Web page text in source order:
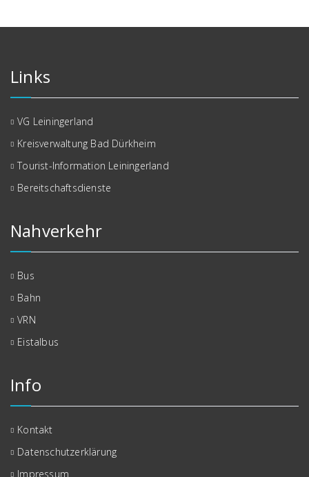
Links
VG Leiningerland
Kreisverwaltung Bad Dürkheim
Tourist-Information Leiningerland
Bereitschaftsdienste
Nahverkehr
Bus
Bahn
VRN
Eistalbus
Info
Kontakt
Datenschutzerklärung
Impressum